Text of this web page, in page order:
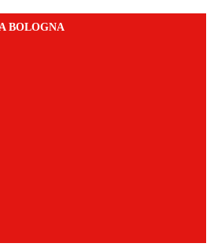
BOLOGNA